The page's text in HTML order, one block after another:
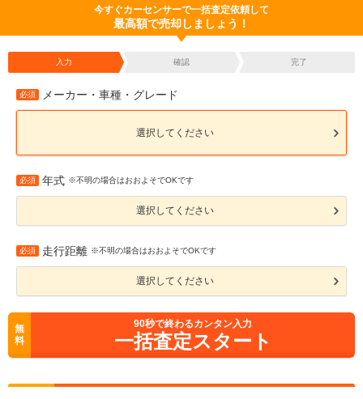
今すぐカーセンサーで一括査定依頼して
最高額で売却しましょう！
入力 確認 完了
必須 メーカー・車種・グレード
選択してください
必須 年式 ※不明の場合はおおよそでOKです
選択してください
必須 走行距離 ※不明の場合はおおよそでOKです
選択してください
無
料
90秒で終わるカンタン入力
一括査定スタート